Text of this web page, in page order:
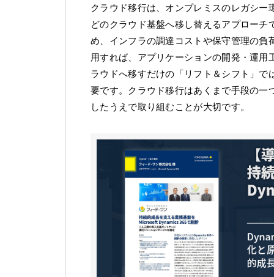
クラウド移行は、オンプレミスのレガシ
どのクラウド基盤へ移し替えるアプロー
め、インフラの調達コストや保守管理の
用すれば、アプリケーションの開発・運
ラウドへ移すだけの「リフト＆シフト」
要です。クラウド移行はあくまで手段の
したうえで取り組むことが大切です。